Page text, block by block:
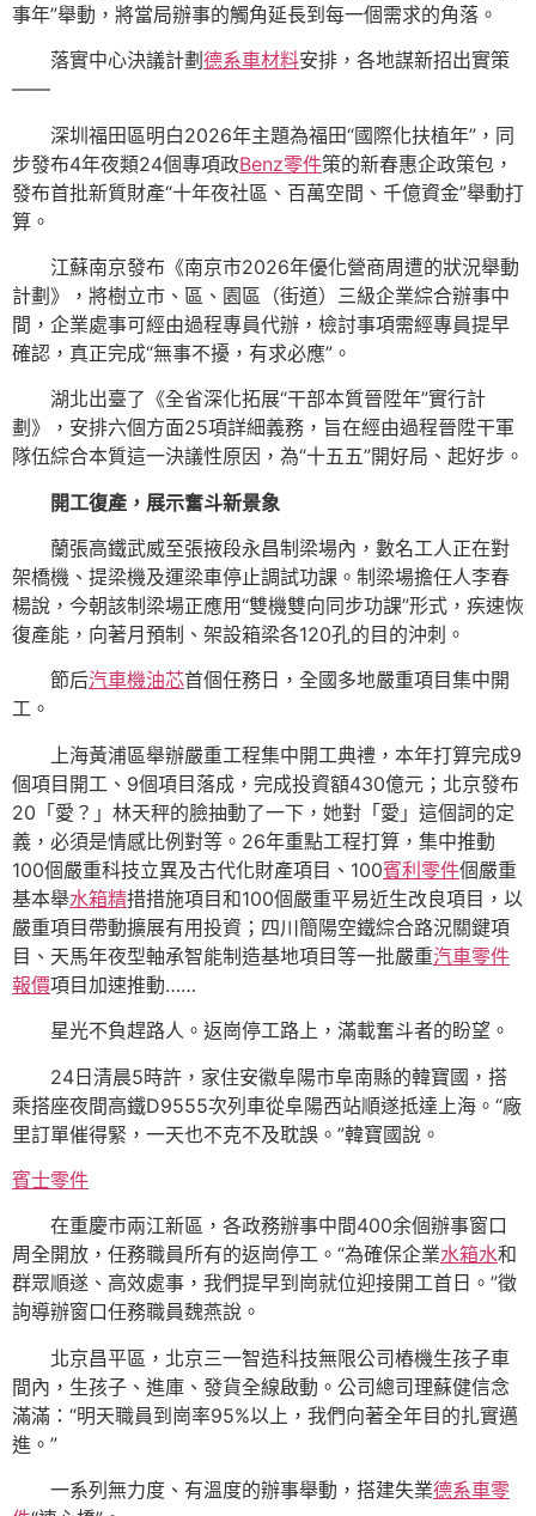
事年”舉動，將當局辦事的觸角延長到每一個需求的角落。
落實中心決議計劃 德系車材料安排，各地謀新招出實策
——
深圳福田區明白2026年主題為福田“國際化扶植年”，同
步發布4年夜類24個專項政Benz零件策的新春惠企政策包，
發布首批新質財產“十年夜社區、百萬空間、千億資金”舉動打
算。
江蘇南京發布《南京市2026年優化營商周遭的狀況舉動
計劃》，將樹立市、區、園區（街道）三級企業綜合辦事中
間，企業處事可經由過程專員代辦，檢討事項需經專員提早
確認，真正完成“無事不擾，有求必應”。
湖北出臺了《全省深化拓展“干部本質晉陞年”實行計
劃》，安排六個方面25項詳細義務，旨在經由過程晉陞干軍
隊伍綜合本質這一決議性原因，為“十五五”開好局、起好步。
開工復產，展示奮斗新景象
蘭張高鐵武威至張掖段永昌制梁場內，數名工人正在對
架橋機、提梁機及運梁車停止調試功課。制梁場擔任人李春
楊說，今朝該制梁場正應用“雙機雙向同步功課”形式，疾速恢
復產能，向著月預制、架設箱梁各120孔的目的沖刺。
節后汽車機油芯首個任務日，全國多地嚴重項目集中開
工。
上海黃浦區舉辦嚴重工程集中開工典禮，本年打算完成9
個項目開工、9個項目落成，完成投資額430億元；北京發布
20「愛？」林天秤的臉抽動了一下，她對「愛」這個詞的定
義，必須是情感比例對等。26年重點工程打算，集中推動
100個嚴重科技立異及古代化財產項目、100賓利零件個嚴重
基本舉水箱精措措施項目和100個嚴重平易近生改良項目，以
嚴重項目帶動擴展有用投資；四川簡陽空鐵綜合路況關鍵項
目、天馬年夜型軸承智能制造基地項目等一批嚴重汽車零件
報價項目加速推動……
星光不負趕路人。返崗停工路上，滿載奮斗者的盼望。
24日清晨5時許，家住安徽阜陽市阜南縣的韓寶國，搭
乘搭座夜間高鐵D9555次列車從阜陽西站順遂抵達上海。“廠
里訂單催得緊，一天也不克不及耽誤。”韓寶國說。
賓士零件
在重慶市兩江新區，各政務辦事中間400余個辦事窗口
周全開放，任務職員所有的返崗停工。“為確保企業水箱水和
群眾順遂、高效處事，我們提早到崗就位迎接開工首日。”徵
詢導辦窗口任務職員魏燕說。
北京昌平區，北京三一智造科技無限公司樁機生孩子車
間內，生孩子、進庫、發貨全線啟動。公司總司理蘇健信念
滿滿：“明天職員到崗率95%以上，我們向著全年目的扎實邁
進。”
一系列無力度、有溫度的辦事舉動，搭建失業德系車零